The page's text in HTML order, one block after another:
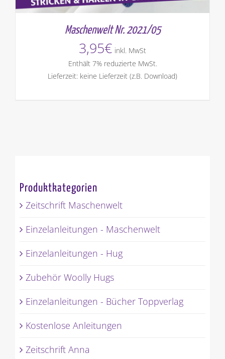
Maschenwelt Nr. 2021/05
3,95€ inkl. MwSt
Enthält 7% reduzierte MwSt.
Lieferzeit: keine Lieferzeit (z.B. Download)
Produktkategorien
Zeitschrift Maschenwelt
Einzelanleitungen - Maschenwelt
Einzelanleitungen - Hug
Zubehör Woolly Hugs
Einzelanleitungen - Bücher Toppverlag
Kostenlose Anleitungen
Zeitschrift Anna